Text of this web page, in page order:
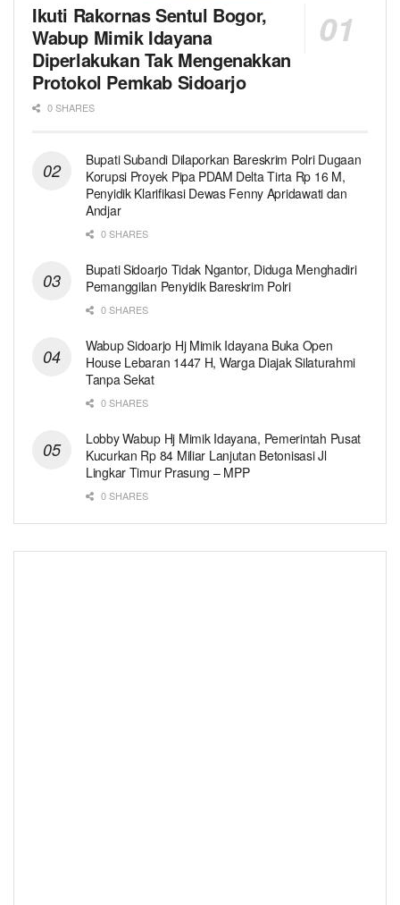
Ikuti Rakornas Sentul Bogor,
Wabup Mimik Idayana
Diperlakukan Tak Mengenakkan
Protokol Pemkab Sidoarjo
0 SHARES
Bupati Subandi Dilaporkan Bareskrim Polri Dugaan
Korupsi Proyek Pipa PDAM Delta Tirta Rp 16 M,
Penyidik Klarifikasi Dewas Fenny Apridawati dan
Andjar
0 SHARES
Bupati Sidoarjo Tidak Ngantor, Diduga Menghadiri
Pemanggilan Penyidik Bareskrim Polri
0 SHARES
Wabup Sidoarjo Hj Mimik Idayana Buka Open
House Lebaran 1447 H, Warga Diajak Silaturahmi
Tanpa Sekat
0 SHARES
Lobby Wabup Hj Mimik Idayana, Pemerintah Pusat
Kucurkan Rp 84 Miliar Lanjutan Betonisasi Jl
Lingkar Timur Prasung – MPP
0 SHARES